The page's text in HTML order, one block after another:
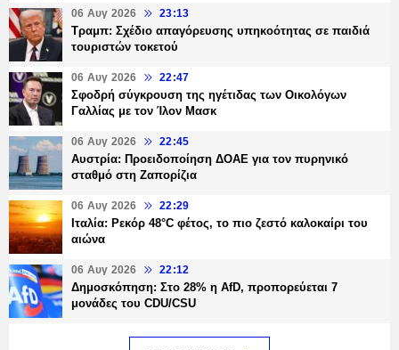
06 Αυγ 2026 23:13
Τραμπ: Σχέδιο απαγόρευσης υπηκοότητας σε παιδιά
τουριστών τοκετού
06 Αυγ 2026 22:47
Σφοδρή σύγκρουση της ηγέτιδας των Οικολόγων
Γαλλίας με τον Ίλον Μασκ
06 Αυγ 2026 22:45
Αυστρία: Προειδοποίηση ΔΟΑΕ για τον πυρηνικό
σταθμό στη Ζαπορίζια
06 Αυγ 2026 22:29
Ιταλία: Ρεκόρ 48°C φέτος, το πιο ζεστό καλοκαίρι του
αιώνα
06 Αυγ 2026 22:12
Δημοσκόπηση: Στο 28% η AfD, προπορεύεται 7
μονάδες του CDU/CSU